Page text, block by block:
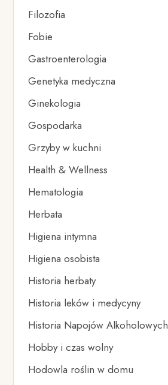
Filozofia
Fobie
Gastroenterologia
Genetyka medyczna
Ginekologia
Gospodarka
Grzyby w kuchni
Health & Wellness
Hematologia
Herbata
Higiena intymna
Higiena osobista
Historia herbaty
Historia leków i medycyny
Historia Napojów Alkoholowych
Hobby i czas wolny
Hodowla roślin w domu